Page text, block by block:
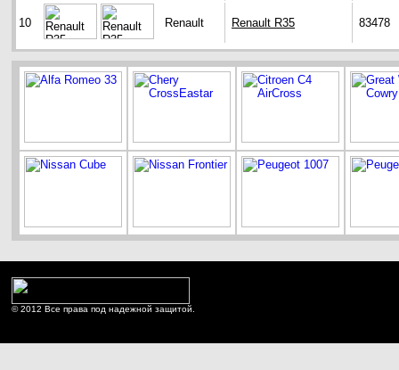
10 Renault Renault R35 83478
© 2012 Все права под надежной защитой.